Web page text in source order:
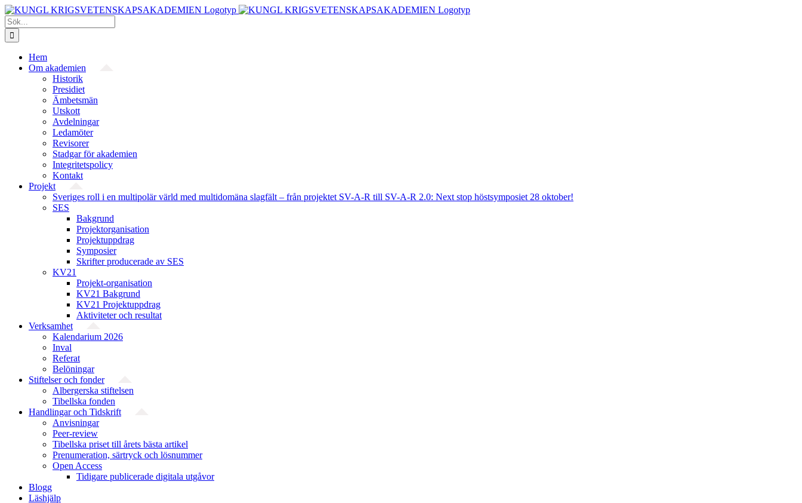
Fortsätt
till
innehållet
Sök
efter:
Hem
Om akademien
Historik
Presidiet
Ämbetsmän
Utskott
Avdelningar
Ledamöter
Revisorer
Stadgar för akademien
Integritetspolicy
Kontakt
Projekt
Sveriges roll i en multipolär värld med multidomäna slagfält – från projektet SV-A-R till SV-A-R 2.0: Next stop höstsymposiet 28 oktober!
SES
Bakgrund
Projekt­organisation
Projektuppdrag
Symposier
Skrifter producerade av SES
KV21
Projekt-organisation
KV21 Bakgrund
KV21 Projektuppdrag
Aktiviteter och resultat
Verksamhet
Kalendarium 2026
Inval
Referat
Belöningar
Stiftelser och fonder
Albergerska stiftelsen
Tibellska fonden
Handlingar och Tidskrift
Anvisningar
Peer-review
Tibellska priset till årets bästa artikel
Prenumeration, särtryck och lösnummer
Open Access
Tidigare publicerade digitala utgåvor
Blogg
Läshjälp